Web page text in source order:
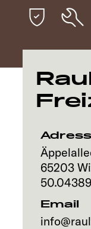
Nos
65203
Email